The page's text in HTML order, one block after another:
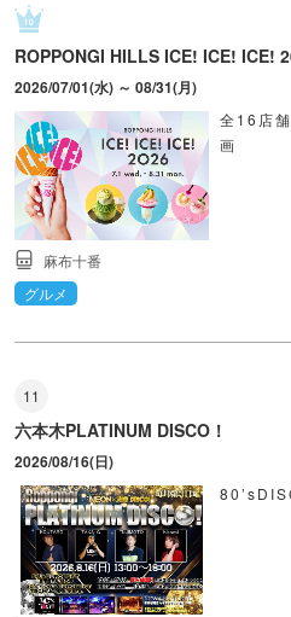
ROPPONGI HILLS ICE! ICE! ICE!
2026/07/01(水) ～ 08/31(月)
全16店
画
麻布十番
グルメ
11
六本木PLATINUM DISCO！
2026/08/16(日)